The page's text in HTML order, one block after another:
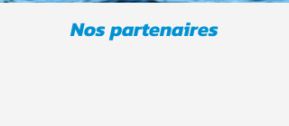
Nos partenaires